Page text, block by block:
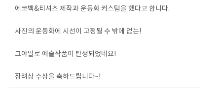
에코백&티셔츠 제작과 운동화 커스텀을 했다고 합니다.
사진의 운동화에 시선이 고정될 수 밖에 없는!
그야말로 예술작품이 탄생되었네요!
장려상 수상을 축하드립니다~!